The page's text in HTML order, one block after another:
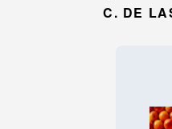
C. DE